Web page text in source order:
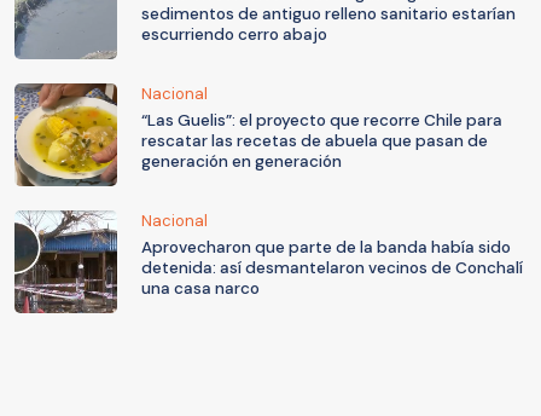
sedimentos de antiguo relleno sanitario estarían
escurriendo cerro abajo
Nacional
“Las Guelis”: el proyecto que recorre Chile para
rescatar las recetas de abuela que pasan de
generación en generación
Nacional
Aprovecharon que parte de la banda había sido
detenida: así desmantelaron vecinos de Conchalí
una casa narco